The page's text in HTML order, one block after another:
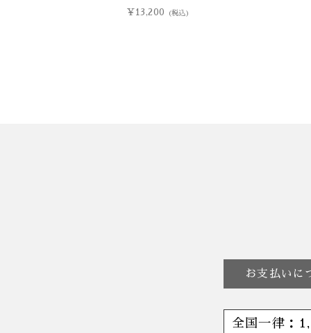
¥13,200 (税込)
お支払いに
全国一律